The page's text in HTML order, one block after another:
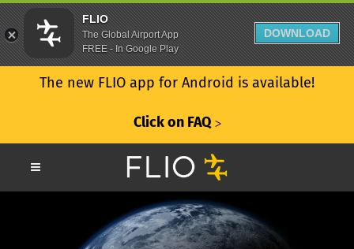
The new FLIO app for Android is available!
Click on FAQ ᐳ
FLIO
The Global Airport App
FREE - In Google Play
DOWNLOAD